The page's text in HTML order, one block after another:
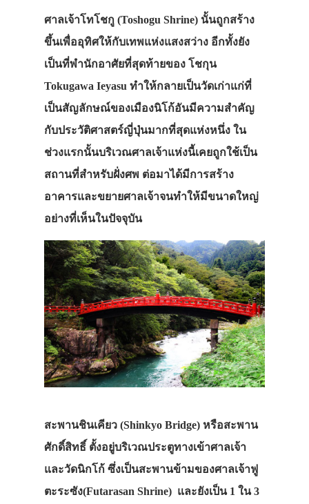
ศาลเจ้าโทโชกู (Toshogu Shrine) นั้นถูกสร้าง
ขึ้นเพื่ออุทิศให้กับเทพแห่งแสงสว่าง อีกทั้งยัง
เป็นที่พำนักอาศัยที่สุดท้ายของ โชกุน
Tokugawa Ieyasu ทำให้กลายเป็นวัดเก่าแก่ที่
เป็นสัญลักษณ์ของเมืองนิโก้อันมีความสำคัญ
กับประวัติศาสตร์ญี่ปุ่นมากที่สุดแห่งหนึ่ง ใน
ช่วงแรกนั้นบริเวณศาลเจ้าแห่งนี้เคยถูกใช้เป็น
สถานที่สำหรับฝั่งศพ ต่อมาได้มีการสร้าง
อาคารและขยายศาลเจ้าจนทำให้มีขนาดใหญ่
อย่างที่เห็นในปัจจุบัน
สะพานชินเคียว (Shinkyo Bridge) หรือสะพาน
ศักดิ์สิทธิ์ ตั้งอยู่บริเวณประตูทางเข้าศาลเจ้า
และวัดนิกโก้ ซึ่งเป็นสะพานข้ามของศาลเจ้าฟู
ตะระซัง(Futarasan Shrine) และยังเป็น 1 ใน 3
ประเทศญี่ปุ่น
เที่ยวญี่ปุ่นด้ว
รถบัส
เดินทาง
ทัวร์